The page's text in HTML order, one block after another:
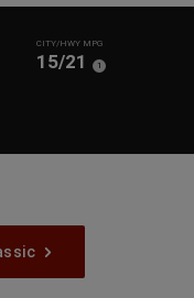
CITY/HWY MPG
15/21
(
Disclosure
1 )